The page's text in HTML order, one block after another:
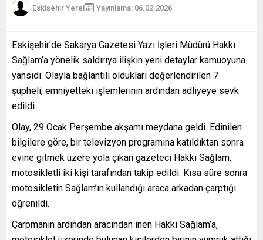
Eskişehir Yerel Yayınlama: 06.02.2026
Eskişehir’de Sakarya Gazetesi Yazı İşleri Müdürü Hakkı
Sağlam’a yönelik saldırıya ilişkin yeni detaylar kamuoyuna
yansıdı. Olayla bağlantılı oldukları değerlendirilen 7
şüpheli, emniyetteki işlemlerinin ardından adliyeye sevk
edildi.
Olay, 29 Ocak Perşembe akşamı meydana geldi. Edinilen
bilgilere göre, bir televizyon programına katıldıktan sonra
evine gitmek üzere yola çıkan gazeteci Hakkı Sağlam,
motosikletli iki kişi tarafından takip edildi. Kısa süre sonra
motosikletin Sağlam’ın kullandığı araca arkadan çarptığı
öğrenildi.
Çarpmanın ardından aracından inen Hakkı Sağlam’a,